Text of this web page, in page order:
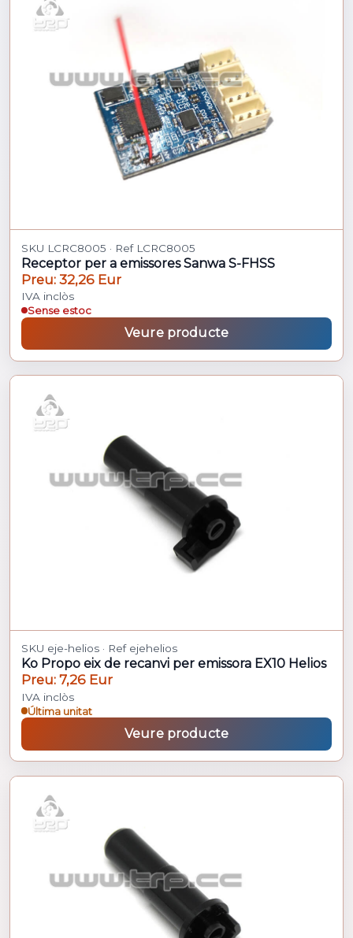
SKU LCRC8005 · Ref LCRC8005
Receptor per a emissores Sanwa S-FHSS
Preu: 32,26 Eur
IVA inclòs
Sense estoc
Veure producte
SKU eje-helios · Ref ejehelios
Ko Propo eix de recanvi per emissora EX10 Helios
Preu: 7,26 Eur
IVA inclòs
Última unitat
Veure producte